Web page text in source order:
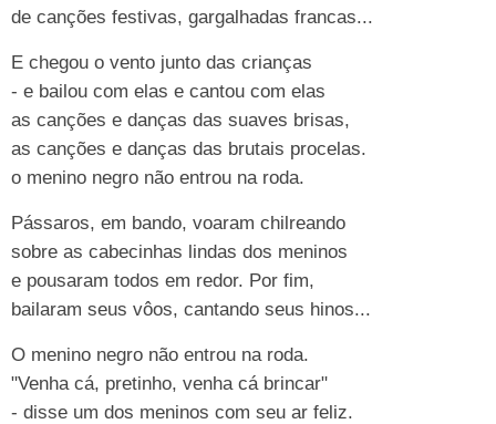
de canções festivas, gargalhadas francas...
E chegou o vento junto das crianças
- e bailou com elas e cantou com elas
as canções e danças das suaves brisas,
as canções e danças das brutais procelas.
o menino negro não entrou na roda.
Pássaros, em bando, voaram chilreando
sobre as cabecinhas lindas dos meninos
e pousaram todos em redor. Por fim,
bailaram seus vôos, cantando seus hinos...
O menino negro não entrou na roda.
"Venha cá, pretinho, venha cá brincar"
- disse um dos meninos com seu ar feliz.